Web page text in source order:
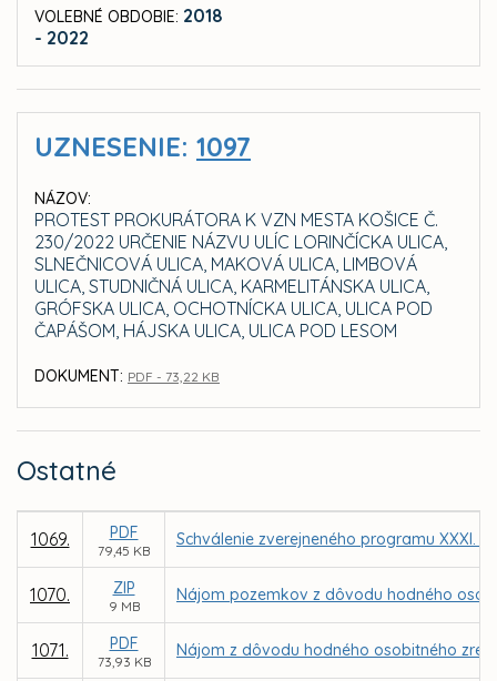
VOLEBNÉ OBDOBIE: 2018
- 2022
UZNESENIE: 1097
NÁZOV:
PROTEST PROKURÁTORA K VZN MESTA KOŠICE Č.
230/2022 URČENIE NÁZVU ULÍC LORINČÍCKA ULICA,
SLNEČNICOVÁ ULICA, MAKOVÁ ULICA, LIMBOVÁ
ULICA, STUDNIČNÁ ULICA, KARMELITÁNSKA ULICA,
GRÓFSKA ULICA, OCHOTNÍCKA ULICA, ULICA POD
ČAPÁŠOM, HÁJSKA ULICA, ULICA POD LESOM
DOKUMENT: PDF - 73,22 KB
Ostatné
1069. PDF
79,45 KB
Schválenie zverejneného programu XXXI.
1070. ZIP
9 MB
Nájom pozemkov z dôvodu hodného
1071. PDF
73,93 KB
Nájom z dôvodu hodného osobitného